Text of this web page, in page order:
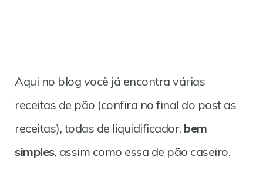
Aqui no blog você já encontra várias
receitas de pão (confira no final do post as
receitas), todas de liquidificador, bem
simples, assim como essa de pão caseiro.